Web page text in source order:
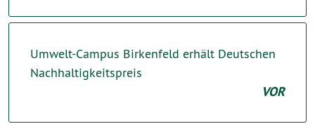
Umwelt-Campus Birkenfeld erhält Deutschen
Nachhaltigkeitspreis
VOR